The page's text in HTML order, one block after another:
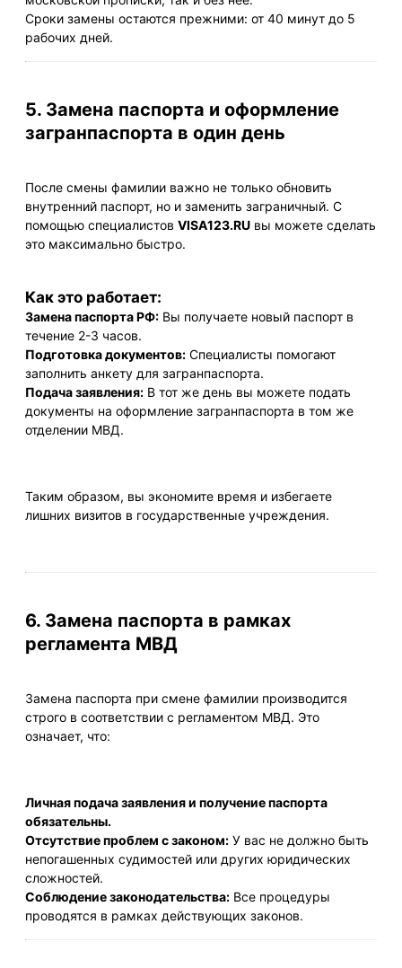
Сроки замены остаются прежними: от 40 минут до 5
рабочих дней.
5. Замена паспорта и оформление
загранпаспорта в один день
После смены фамилии важно не только обновить
внутренний паспорт, но и заменить заграничный. С
помощью специалистов VISA123.RU вы можете сделать
это максимально быстро.
Как это работает:
Замена паспорта РФ: Вы получаете новый паспорт в
течение 2-3 часов.
Подготовка документов: Специалисты помогают
заполнить анкету для загранпаспорта.
Подача заявления: В тот же день вы можете подать
документы на оформление загранпаспорта в том же
отделении МВД.
Таким образом, вы экономите время и избегаете
лишних визитов в государственные учреждения.
6. Замена паспорта в рамках
регламента МВД
Замена паспорта при смене фамилии производится
строго в соответствии с регламентом МВД. Это
означает, что:
Личная подача заявления и получение паспорта
обязательны.
Отсутствие проблем с законом: У вас не должно быть
непогашенных судимостей или других юридических
сложностей.
Соблюдение законодательства: Все процедуры
проводятся в рамках действующих законов.